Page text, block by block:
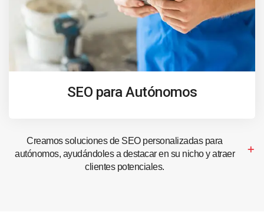
SEO para Autónomos
Creamos soluciones de SEO personalizadas para
autónomos, ayudándoles a destacar en su nicho y atraer
clientes potenciales.